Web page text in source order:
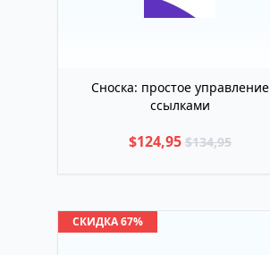
Сноска: простое управление
ссылками
$124,95 $134,95
СКИДКА 67%